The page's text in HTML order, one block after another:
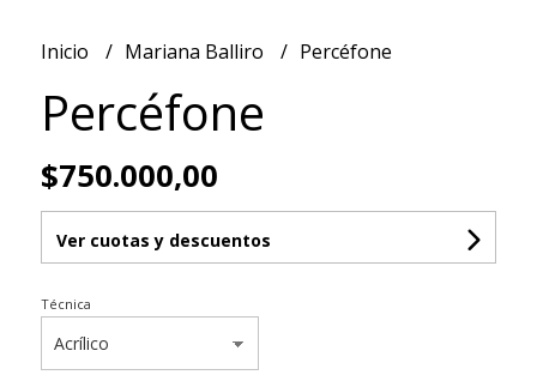
Inicio Mariana Balliro Percéfone
Percéfone
$750.000,00
Ver cuotas y descuentos
Técnica